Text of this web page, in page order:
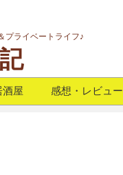
プライベートライフ♪
酒屋 感想・レビュー